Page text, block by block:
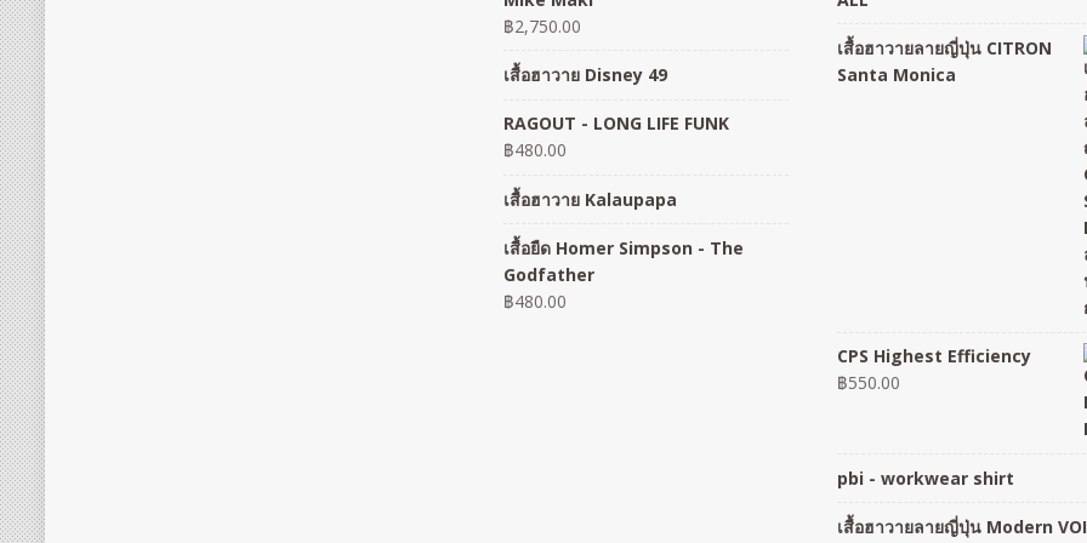
฿2,750.00
เสื้อฮาวาย Disney 49
RAGOUT - LONG LIFE FUNK
฿480.00
เสื้อฮาวาย Kalaupapa
เสื้อยืด Homer Simpson - The
Godfather
฿480.00
เสื้อฮาวายลายญี่ปุ่น CITRON
Santa Monica
CPS Highest Efficiency
฿550.00
pbi - workwear shirt
เสื้อฮาวายลายญี่ปุ่น Modern